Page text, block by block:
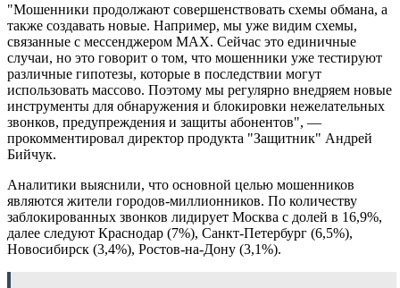
"Мошенники продолжают совершенствовать схемы обмана, а
также создавать новые. Например, мы уже видим схемы,
связанные с мессенджером MAX. Сейчас это единичные
случаи, но это говорит о том, что мошенники уже тестируют
различные гипотезы, которые в последствии могут
использовать массово. Поэтому мы регулярно внедряем новые
инструменты для обнаружения и блокировки нежелательных
звонков, предупреждения и защиты абонентов", —
прокомментировал директор продукта "Защитник" Андрей
Бийчук.
Аналитики выяснили, что основной целью мошенников
являются жители городов-миллионников. По количеству
заблокированных звонков лидирует Москва с долей в 16,9%,
далее следуют Краснодар (7%), Санкт-Петербург (6,5%),
Новосибирск (3,4%), Ростов-на-Дону (3,1%).